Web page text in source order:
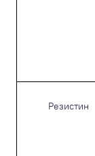
Резистин